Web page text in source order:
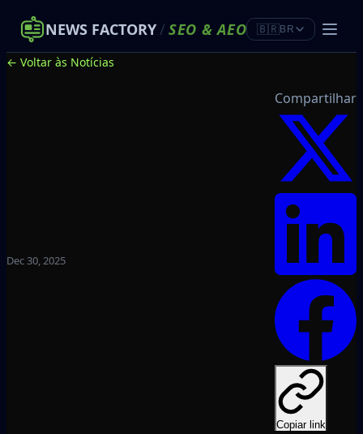
NEWS FACTORY/ SEO &AEO 🇧🇷BR
← Voltar às Notícias
Dec 30, 2025
Compartilhar
Copiar link